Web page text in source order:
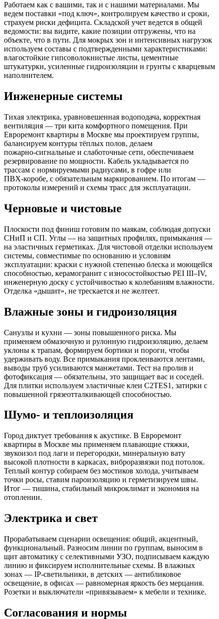
Работаем как с вашими, так и с нашими материалами. Мы
ведем поставки «под ключ», контролируем качество и сроки,
страхуем риски дефицита. Складской учет ведется в общей
ведомости: вы видите, какие позиции отгружены, что на
объекте, что в пути. Для мокрых зон и интенсивных нагрузок
используем составы с подтвержденными характеристиками:
влагостойкие гипсоволокнистые листы, цементные
штукатурки, усиленные гидроизоляции и грунты с кварцевым
наполнителем.
Инженерные системы
Тихая электрика, уравновешенная водоподача, корректная
вентиляция — три кита комфортного помещения. При
Евроремонт квартиры в Москве мы проектируем группы,
балансируем контуры тёплых полов, делаем
пожарно‑сигнальные и слаботочные сети, обеспечиваем
резервирование по мощности. Кабель укладывается по
трассам с нормируемыми радиусами, в гофре или
ПВХ‑коробе, с обязательным маркированием. По итогам —
протоколы измерений и схемы трасс для эксплуатации.
Черновые и чистовые
Плоскости под финиш готовим по маякам, соблюдая допуски
СНиП и СП. Углы — на защитных профилях, примыкания —
на эластичных герметиках. Для чистовой отделки используем
системы, совместимые по основанию и условиям
эксплуатации: краски с нужной степенью блеска и моющейся
способностью, керамогранит с износостойкостью PEI III–IV,
инженерную доску с устойчивостью к колебаниям влажности.
Отделка «дышит», не трескается и не желтеет.
Влажные зоны и гидроизоляция
Санузлы и кухни — зоны повышенного риска. Мы
применяем обмазочную и рулонную гидроизоляцию, делаем
уклоны к трапам, формируем бортики и пороги, чтобы
удерживать воду. Все примыкания проклеиваются лентами,
выводы труб усиливаются манжетами. Тест на пролив и
фотофиксация — обязательны, это защищает вас и соседей.
Для плитки используем эластичные клеи C2TES1, затирки с
повышенной грязеотталкивающей способностью.
Шумо‑ и теплоизоляция
Город диктует требования к акустике. В Евроремонт
квартиры в Москве мы применяем плавающие стяжки,
звукоизол под лаги и перегородки, минеральную вату
высокой плотности в каркасах, виброразвязки под потолок.
Теплый контур собираем без мостиков холода, учитываем
точки росы, ставим пароизоляцию и герметизируем швы.
Итог — тишина, стабильный микроклимат и экономия на
отоплении.
Электрика и свет
Прорабатываем сценарии освещения: общий, акцентный,
функциональный. Разносим линии по группам, выносим в
щит автоматику с селективными УЗО, подписываем каждую
линию и фиксируем исполнительные схемы. В влажных
зонах — IP‑светильники, в детских — антибликовое
освещение, в офисах — равномерная яркость без мерцания.
Розетки и выключатели «привязываем» к мебели и технике.
Согласования и нормы